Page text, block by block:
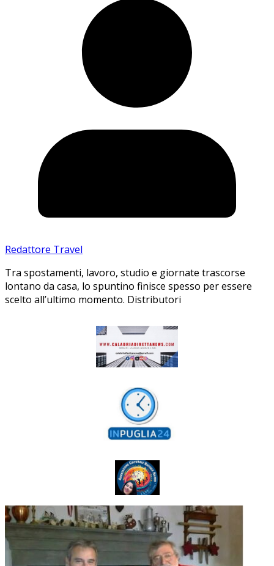
Redattore Travel
Tra spostamenti, lavoro, studio e giornate trascorse
lontano da casa, lo spuntino finisce spesso per essere
scelto all’ultimo momento. Distributori